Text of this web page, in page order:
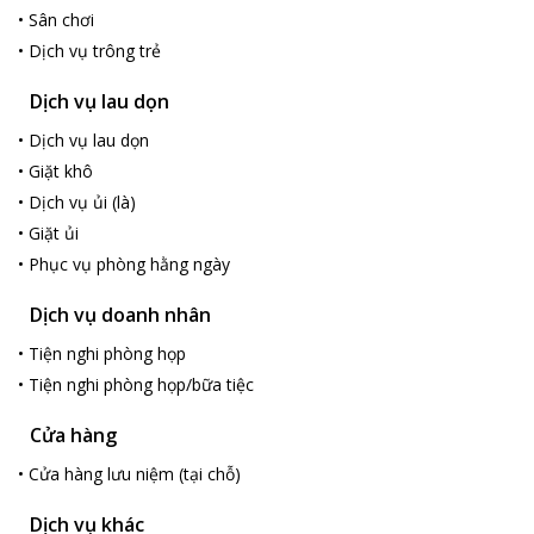
• Sân chơi
• Dịch vụ trông trẻ
Dịch vụ lau dọn
• Dịch vụ lau dọn
• Giặt khô
• Dịch vụ ủi (là)
• Giặt ủi
• Phục vụ phòng hằng ngày
Dịch vụ doanh nhân
• Tiện nghi phòng họp
• Tiện nghi phòng họp/bữa tiệc
Cửa hàng
• Cửa hàng lưu niệm (tại chỗ)
Dịch vụ khác